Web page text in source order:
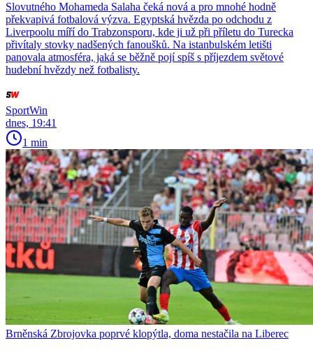
Slovutného Mohameda Salaha čeká nová a pro mnohé hodně
překvapivá fotbalová výzva. Egyptská hvězda po odchodu z
Liverpoolu míří do Trabzonsporu, kde ji už při příletu do Turecka
přivítaly stovky nadšených fanoušků. Na istanbulském letišti
panovala atmosféra, jaká se běžně pojí spíš s příjezdem světové
hudební hvězdy než fotbalisty.
SportWin
dnes, 19:41
1 min
Brněnská Zbrojovka poprvé klopýtla, doma nestačila na Liberec